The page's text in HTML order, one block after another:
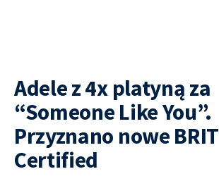
Adele z 4x platyną za
“Someone Like You”.
Przyznano nowe BRIT
Certified